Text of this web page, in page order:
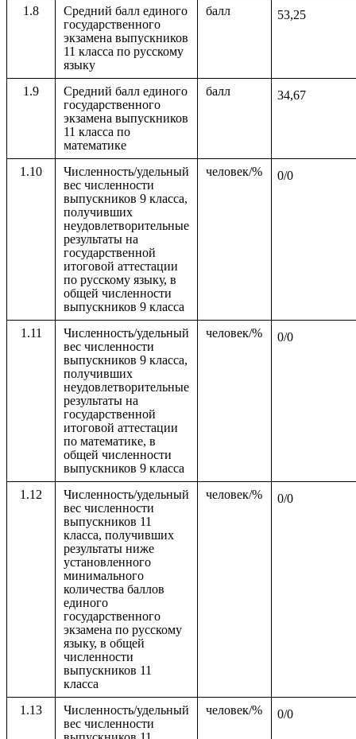
1.8
Средний балл единого
государственного
экзамена выпускников
11 класса по русскому
языку
балл 53,25
1.9
Средний балл единого
государственного
экзамена выпускников
11 класса по
математике
балл 34,67
1.10
Численность/удельный
вес численности
выпускников 9 класса,
получивших
неудовлетворительные
результаты на
государственной
итоговой аттестации
по русскому языку, в
общей численности
выпускников 9 класса
человек/% 0/0
1.11
Численность/удельный
вес численности
выпускников 9 класса,
получивших
неудовлетворительные
результаты на
государственной
итоговой аттестации
по математике, в
общей численности
выпускников 9 класса
человек/% 0/0
1.12
Численность/удельный
вес численности
выпускников 11
класса, получивших
результаты ниже
установленного
минимального
количества баллов
единого
государственного
экзамена по русскому
языку, в общей
численности
выпускников 11
класса
человек/% 0/0
1.13
Численность/удельный
вес численности
человек/% 0/0